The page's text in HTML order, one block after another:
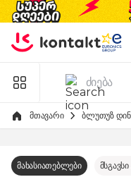
Skip to Content
მთავარი ბლუთუზ
მახასიათებლები